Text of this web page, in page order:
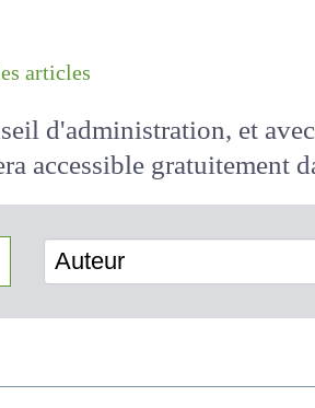
d'administration, et
accessible
Auteur